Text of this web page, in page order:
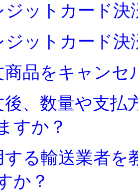
ジットカード
ジットカード決
商品をキャンセ
後、数量や支払
すか？
する輸送業者を
か？